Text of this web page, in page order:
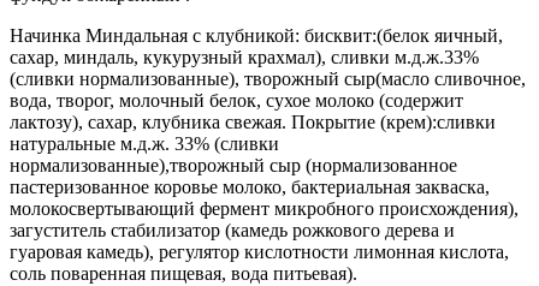
Начинка Миндальная с клубникой: бисквит:(белок яичный,
сахар, миндаль, кукурузный крахмал), сливки м.д.ж.33%
(сливки нормализованные), творожный сыр(масло сливочное,
вода, творог, молочный белок, сухое молоко (содержит
лактозу), сахар, клубника свежая. Покрытие (крем):сливки
натуральные м.д.ж. 33% (сливки
нормализованные),творожный сыр (нормализованное
пастеризованное коровье молоко, бактериальная закваска,
молокосвертывающий фермент микробного происхождения),
загуститель стабилизатор (камедь рожкового дерева и
гуаровая камедь), регулятор кислотности лимонная кислота,
соль поваренная пищевая, вода питьевая).